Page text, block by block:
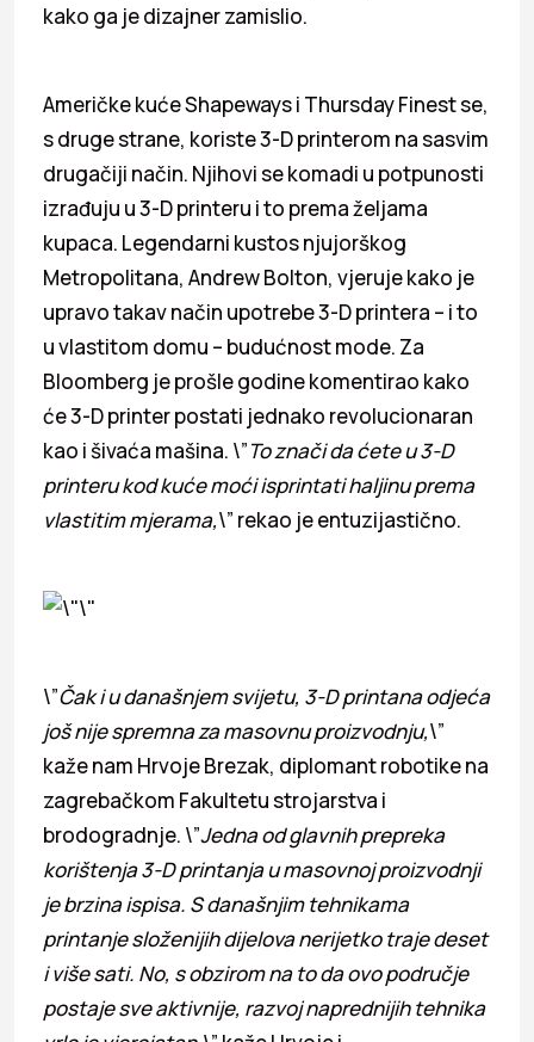
kako ga je dizajner zamislio.
Američke kuće Shapeways i Thursday Finest se,
s druge strane, koriste 3-D printerom na sasvim
drugačiji način. Njihovi se komadi u potpunosti
izrađuju u 3-D printeru i to prema željama
kupaca. Legendarni kustos njujorškog
Metropolitana, Andrew Bolton, vjeruje kako je
upravo takav način upotrebe 3-D printera – i to
u vlastitom domu – budućnost mode. Za
Bloomberg je prošle godine komentirao kako
će 3-D printer postati jednako revolucionaran
kao i šivaća mašina. \”To znači da ćete u 3-D
printeru kod kuće moći isprintati haljinu prema
vlastitim mjerama,\” rekao je entuzijastično.
\”Čak i u današnjem svijetu, 3-D printana odjeća
još nije spremna za masovnu proizvodnju,\”
kaže nam Hrvoje Brezak, diplomant robotike na
zagrebačkom Fakultetu strojarstva i
brodogradnje. \”Jedna od glavnih prepreka
korištenja 3-D printanja u masovnoj proizvodnji
je brzina ispisa. S današnjim tehnikama
printanje složenijih dijelova nerijetko traje deset
i više sati. No, s obzirom na to da ovo područje
postaje sve aktivnije, razvoj naprednijih tehnika